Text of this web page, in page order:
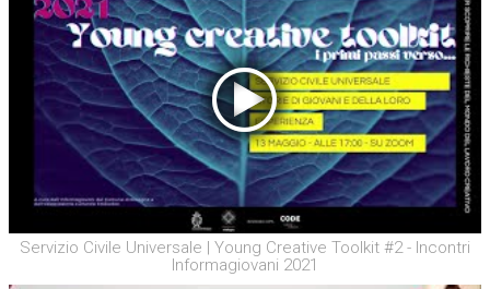
Servizio Civile Universale | Young Creative Toolkit #2 - Incontri
Informagiovani 2021